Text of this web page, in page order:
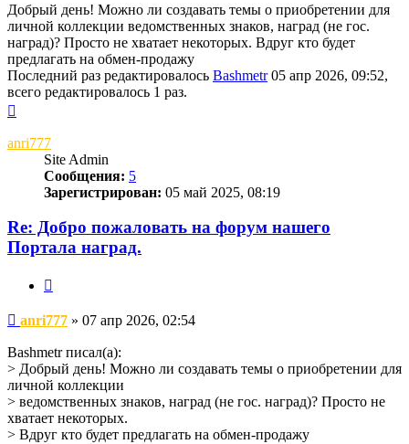
Добрый день! Можно ли создавать темы о приобретении для
личной коллекции ведомственных знаков, наград (не гос.
наград)? Просто не хватает некоторых. Вдруг кто будет
предлагать на обмен-продажу
Последний раз редактировалось Bashmetr05 апр 2026, 09:52,
всего редактировалось 1 раз.
началу
anri777
Site Admin
Сообщения: 5
Зарегистрирован: 05 май 2025, 08:19
Re: Добро пожаловать на форум нашего
Портала наград.
Сообщение
anri777 » 07 апр 2026, 02:54
Bashmetr писал(а):
> Добрый день! Можно ли создавать темы о приобретении для
личной коллекции
> ведомственных знаков, наград (не гос. наград)? Просто не
хватает некоторых.
> Вдруг кто будет предлагать на обмен-продажу